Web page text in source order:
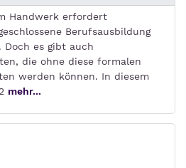
Handwerk erfordert
Berufsausbildung
es gibt auch
die ohne diese formalen
werden können. In diesem
mehr...